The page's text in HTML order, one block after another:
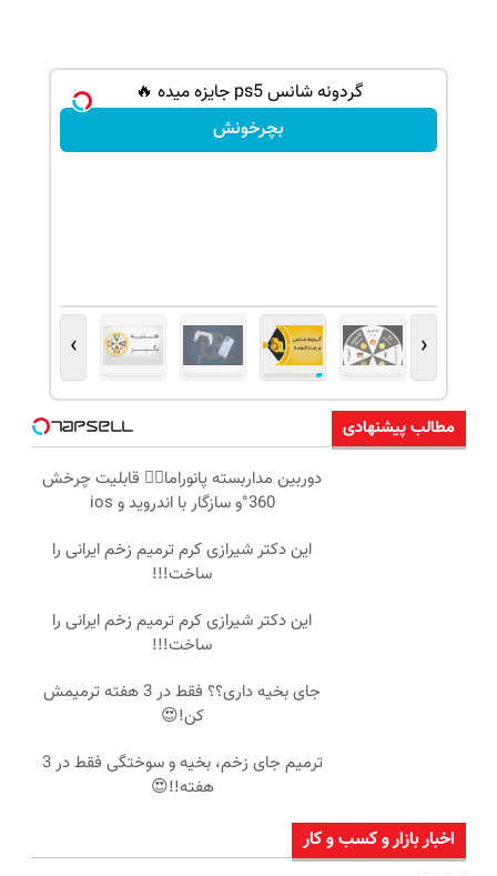
گردونه شانس ps5 جایزه میده 🔥
بچرخونش
‹
›
مطالب پیشنهادی
دوربین مداربسته پانوراما👈🏻 قابلیت چرخش
360°و سازگار با اندروید و ios
این دکتر شیرازی کرم ترمیم زخم ایرانی را
ساخت!!!
این دکتر شیرازی کرم ترمیم زخم ایرانی را
ساخت!!!
جای بخیه داری؟؟ فقط در 3 هفته ترمیمش
کن!😍
ترمیم جای زخم، بخیه و سوختگی فقط در 3
هفته!!😍
اخبار بازار و کسب و کار